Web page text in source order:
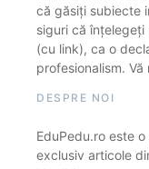
că găsiți subiecte
siguri că înțelegeți
(cu link), ca o
profesionalism. Vă
DESPRE NOI
EduPedu.ro este
exclusiv articole